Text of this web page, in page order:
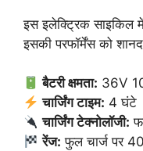
इस इलेक्ट्रिक साइकिल
इसकी परफॉर्मेंस को
बैटरी क्षमता: 36V
चार्जिंग टाइम: 4 घंटे
चार्जिंग टेक्नोलॉजी:
रेंज: फुल चार्ज पर